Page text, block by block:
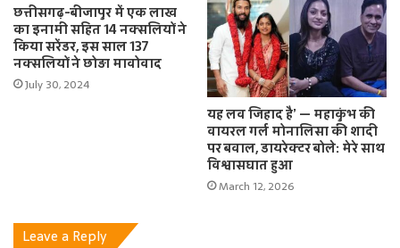
छत्तीसगढ़-बीजापुर में एक लाख
का इनामी सहित 14 नक्सलियों ने
किया सरेंडर, इस साल 137
नक्सलियों ने छोड़ा मावोवाद
July 30, 2024
यह लव जिहाद है’ — महाकुंभ की
वायरल गर्ल मोनालिसा की शादी
पर बवाल, डायरेक्टर बोले: मेरे साथ
विश्वासघात हुआ
March 12, 2026
Leave a Reply